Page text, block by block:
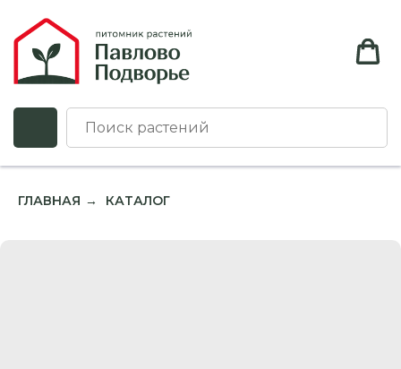
ГЛАВНАЯ → КАТАЛОГ